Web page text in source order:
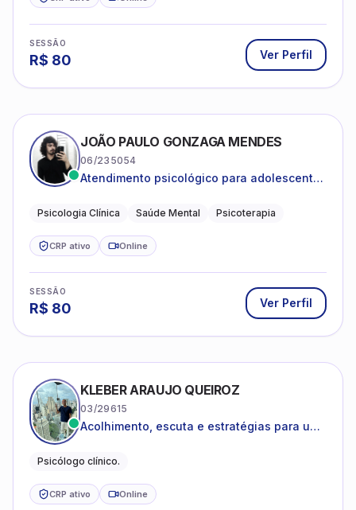
SESSÃO
R$ 80 Ver Perfil
JOÃO PAULO GONZAGA MENDES
06/235054
Atendimento psicológico para adolescentes
depressão e autoestima.
Psicologia Clínica Saúde Mental Psicoterapia
CRP ativo Online
SESSÃO
R$ 80 Ver Perfil
KLEBER ARAUJO QUEIROZ
03/29615
Acolhimento, escuta e estratégias para uma
Psicólogo clínico.
CRP ativo Online